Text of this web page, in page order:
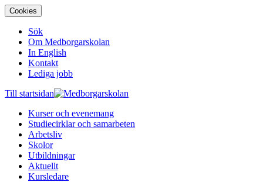
Cookies
Sök
Om Medborgarskolan
In English
Kontakt
Lediga jobb
Till startsidan
Kurser och evenemang
Studiecirklar och samarbeten
Arbetsliv
Skolor
Utbildningar
Aktuellt
Kursledare